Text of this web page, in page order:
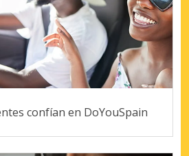
confían en DoYouSpain